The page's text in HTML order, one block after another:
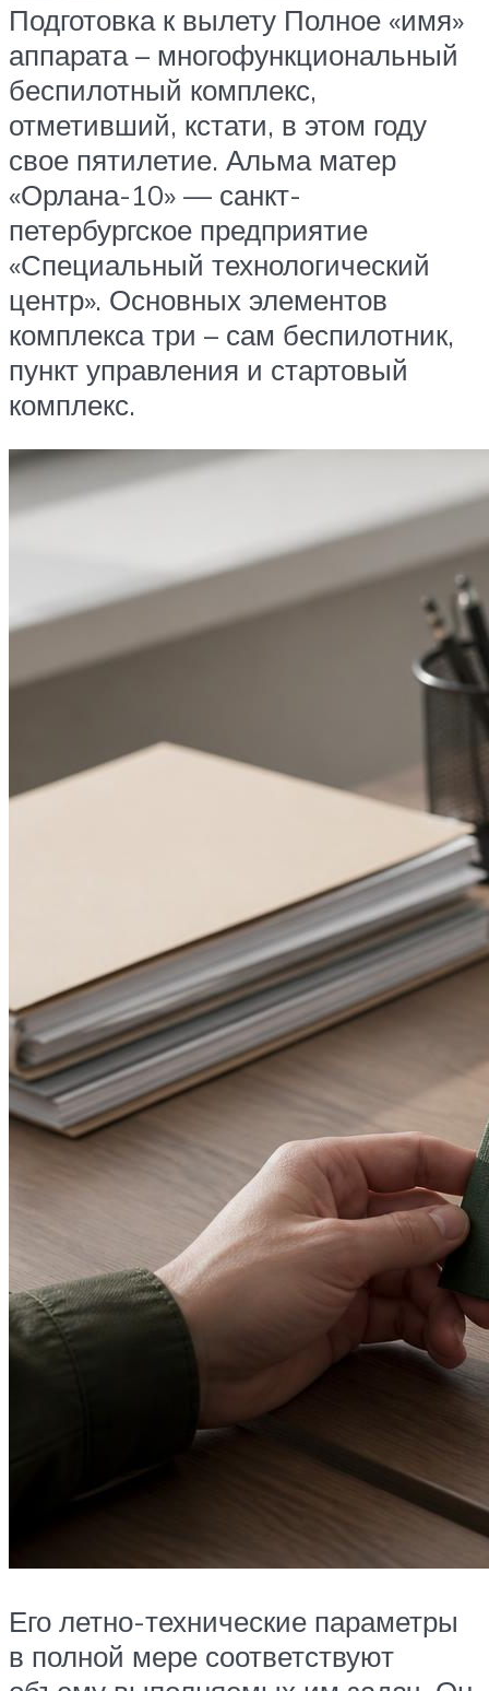
Подготовка к вылету Полное «имя»
аппарата – многофункциональный
беспилотный комплекс,
отметивший, кстати, в этом году
свое пятилетие. Альма матер
«Орлана-10» — санкт-
петербургское предприятие
«Специальный технологический
центр». Основных элементов
комплекса три – сам беспилотник,
пункт управления и стартовый
комплекс.
Его летно-технические параметры
в полной мере соответствуют